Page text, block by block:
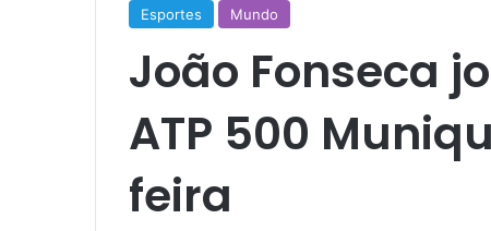
Esportes Mundo
João Fonseca
ATP 500
feira